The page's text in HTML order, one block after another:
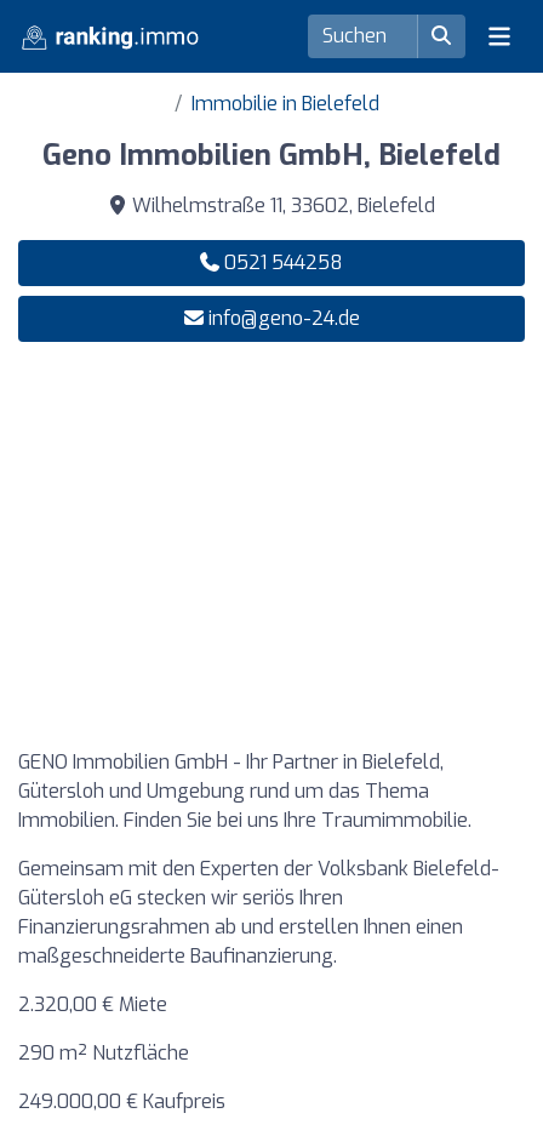
Immobilie in Bielefeld
Geno Immobilien GmbH, Bielefeld
Wilhelmstraße 11, 33602, Bielefeld
0521 544258
info@geno-24.de
GENO Immobilien GmbH - Ihr Partner in Bielefeld,
Gütersloh und Umgebung rund um das Thema
Immobilien. Finden Sie bei uns Ihre Traumimmobilie.
Gemeinsam mit den Experten der Volksbank Bielefeld-
Gütersloh eG stecken wir seriös Ihren
Finanzierungsrahmen ab und erstellen Ihnen einen
maßgeschneiderte Baufinanzierung.
2.320,00 € Miete
290 m² Nutzfläche
249.000,00 € Kaufpreis